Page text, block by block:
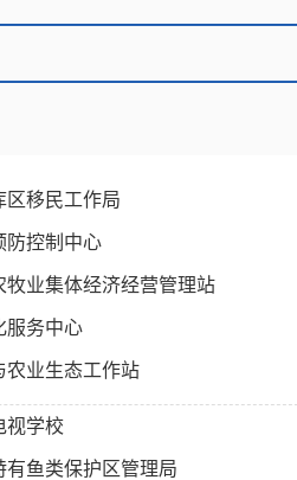
区移民工作局
防控制中心
牧业集体经济经营管理站
服务中心
农业生态工作站
视学校
鱼类保护区管理局